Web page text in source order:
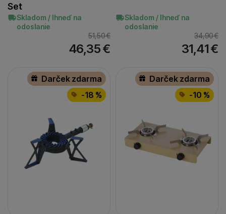
Set
Skladom / Ihneď na
odoslanie
51,50€
46,35€
Skladom / Ihneď na
odoslanie
34,90€
31,41€
Darček zdarma
-18 %
Darček zdarma
-10 %